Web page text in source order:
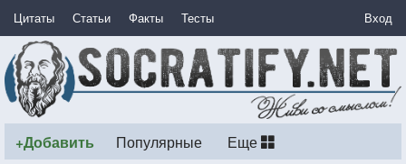
Цитаты Статьи Факты Тесты Вход
+Добавить Популярные Еще